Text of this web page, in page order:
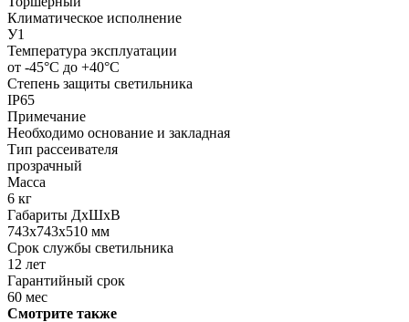
Климатическое исполнение
У1
Температура эксплуатации
от -45°С до +40°С
Степень защиты светильника
IP65
Примечание
Необходимо основание и закладная
Тип рассеивателя
прозрачный
Масса
6 кг
Габариты ДхШхВ
743x743x510 мм
Срок службы светильника
12 лет
Гарантийный срок
60 мес
Смотрите также